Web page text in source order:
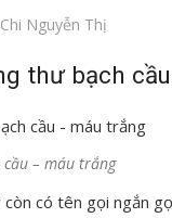
Nguyễn Thị
thư bạch
– máu trắng
có tên gọi ngắn